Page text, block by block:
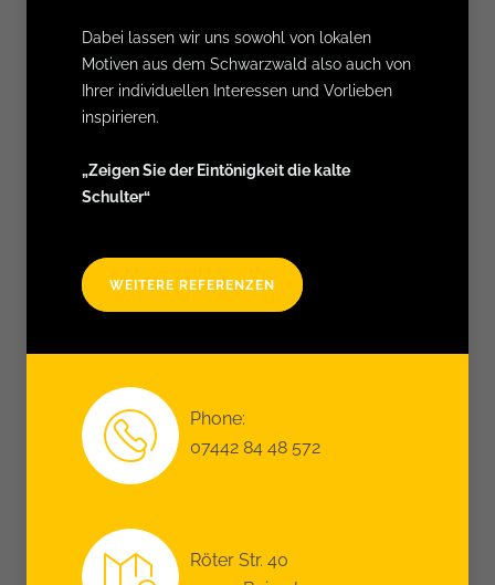
Dabei lassen wir uns sowohl von lokalen
Motiven aus dem Schwarzwald also auch von
Ihrer individuellen Interessen und Vorlieben
inspirieren.
„Zeigen Sie der Eintönigkeit die kalte
Schulter“
WEITERE REFERENZEN
Phone:
07442 84 48 572
Röter Str. 40